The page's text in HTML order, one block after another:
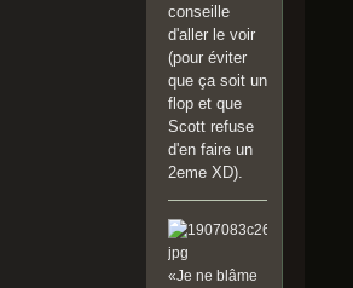
conseille
d'aller le voir
(pour éviter
que ça soit un
flop et que
Scott refuse
d'en faire un
2eme XD).
«Je ne blâme